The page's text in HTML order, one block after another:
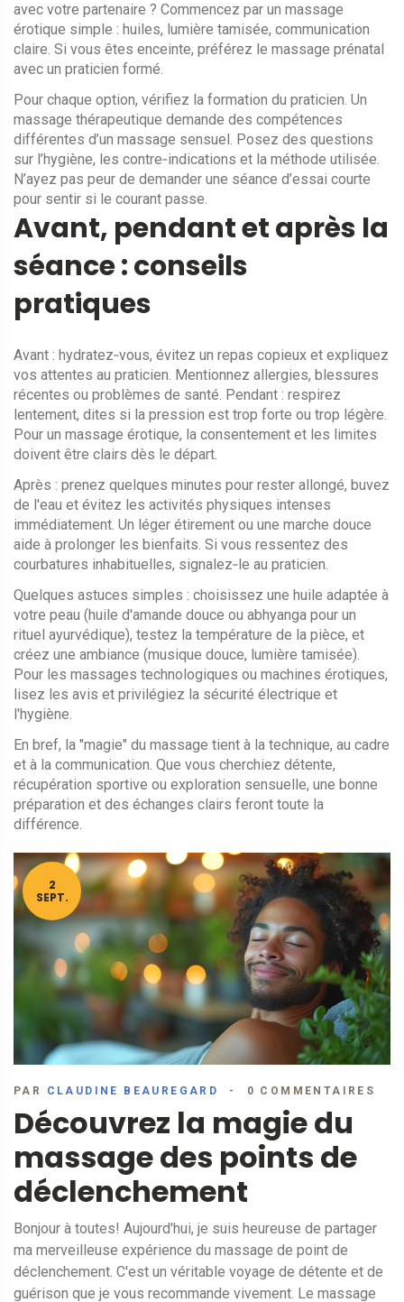
avec votre partenaire ? Commencez par un massage
érotique simple : huiles, lumière tamisée, communication
claire. Si vous êtes enceinte, préférez le massage prénatal
avec un praticien formé.
Pour chaque option, vérifiez la formation du praticien. Un
massage thérapeutique demande des compétences
différentes d’un massage sensuel. Posez des questions
sur l’hygiène, les contre‑indications et la méthode utilisée.
N’ayez pas peur de demander une séance d’essai courte
pour sentir si le courant passe.
Avant, pendant et après la
séance : conseils
pratiques
Avant : hydratez‑vous, évitez un repas copieux et expliquez
vos attentes au praticien. Mentionnez allergies, blessures
récentes ou problèmes de santé. Pendant : respirez
lentement, dites si la pression est trop forte ou trop légère.
Pour un massage érotique, la consentement et les limites
doivent être clairs dès le départ.
Après : prenez quelques minutes pour rester allongé, buvez
de l'eau et évitez les activités physiques intenses
immédiatement. Un léger étirement ou une marche douce
aide à prolonger les bienfaits. Si vous ressentez des
courbatures inhabituelles, signalez‑le au praticien.
Quelques astuces simples : choisissez une huile adaptée à
votre peau (huile d'amande douce ou abhyanga pour un
rituel ayurvédique), testez la température de la pièce, et
créez une ambiance (musique douce, lumière tamisée).
Pour les massages technologiques ou machines érotiques,
lisez les avis et privilégiez la sécurité électrique et
l'hygiène.
En bref, la "magie" du massage tient à la technique, au cadre
et à la communication. Que vous cherchiez détente,
récupération sportive ou exploration sensuelle, une bonne
préparation et des échanges clairs feront toute la
différence.
2
SEPT.
PAR CLAUDINE BEAUREGARD 0 COMMENTAIRES
Découvrez la magie du
massage des points de
déclenchement
Bonjour à toutes! Aujourd'hui, je suis heureuse de partager
ma merveilleuse expérience du massage de point de
déclenchement. C'est un véritable voyage de détente et de
guérison que je vous recommande vivement. Le massage